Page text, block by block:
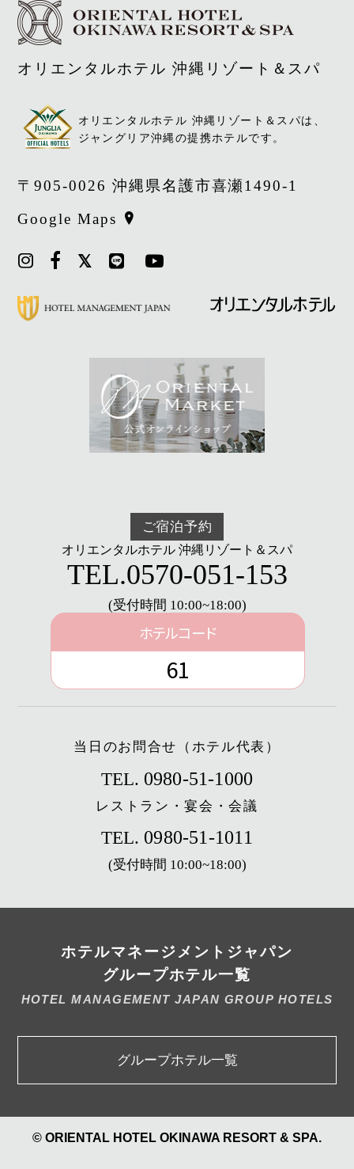
オリエンタルホテル 沖縄リゾート＆スパ
オリエンタルホテル 沖縄リゾート＆スパは、
ジャングリア沖縄の提携ホテルです。
〒905-0026 沖縄県名護市喜瀬1490-1
Google Maps
ご宿泊予約
オリエンタルホテル 沖縄リゾート＆スパ
TEL.0570-051-153
(受付時間 10:00~18:00)
ホテルコード
61
当日のお問合せ（ホテル代表）
TEL. 0980-51-1000
レストラン・宴会・会議
TEL. 0980-51-1011
(受付時間 10:00~18:00)
ホテルマネージメントジャパン
グループホテル一覧
HOTEL MANAGEMENT JAPAN GROUP HOTELS
グループホテル一覧
© ORIENTAL HOTEL OKINAWA RESORT & SPA.